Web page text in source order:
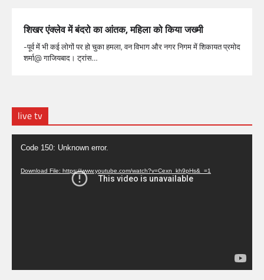
शिखर एंक्लेव में बंदरो का आंतक, महिला को किया जख्मी
-पूर्व में भी कई लोगों पर हो चुका हमला, वन विभाग और नगर निगम में शिकायत प्रमोद
शर्मा@ गाजियबाद। ट्रांस…
live tv
Video
Player
Code 150: Unknown error.
Download File: https://www.youtube.com/watch?v=Cexn_kh9pHs&_=1